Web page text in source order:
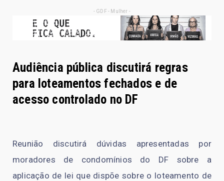
- GDF - Mulher -
Audiência pública discutirá regras
para loteamentos fechados e de
acesso controlado no DF
Reunião discutirá dúvidas apresentadas por
moradores de condomínios do DF sobre a
aplicação de lei que dispõe sobre o loteamento de